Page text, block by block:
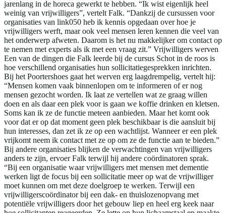
jarenlang in de horeca gewerkt te hebben. “Ik wist eigenlijk heel
weinig van vrijwilligers”, vertelt Falk. “Dankzij de cursussen voor
organisaties van link050 heb ik kennis opgedaan over hoe je
vrijwilligers werft, maar ook veel mensen leren kennen die veel van
het onderwerp afweten. Daarom is het nu makkelijker om contact op
te nemen met experts als ik met een vraag zit.” Vrijwilligers werven
Een van de dingen die Falk leerde bij de cursus Schot in de roos is
hoe verschillend organisaties hun sollicitatiegesprekken inrichten.
Bij het Poortershoes gaat het werven erg laagdrempelig, vertelt hij:
“Mensen komen vaak binnenlopen om te informeren of er nog
mensen gezocht worden. Ik laat ze vertellen wat ze graag willen
doen en als daar een plek voor is gaan we koffie drinken en kletsen.
Soms kan ik ze de functie meteen aanbieden. Maar het komt ook
voor dat er op dat moment geen plek beschikbaar is die aansluit bij
hun interesses, dan zet ik ze op een wachtlijst. Wanneer er een plek
vrijkomt neem ik contact met ze op om ze de functie aan te bieden.”
Bij andere organisaties blijken de verwachtingen van vrijwilligers
anders te zijn, ervoer Falk terwijl hij andere coördinatoren sprak.
“Bij een organisatie waar vrijwilligers met mensen met dementie
werken ligt de focus bij een sollicitatie meer op wat de vrijwilliger
moet kunnen om met deze doelgroep te werken. Terwijl een
vrijwilligerscoördinator bij een dak- en thuislozenopvang met
potentiële vrijwilligers door het gebouw liep en heel erg keek naar